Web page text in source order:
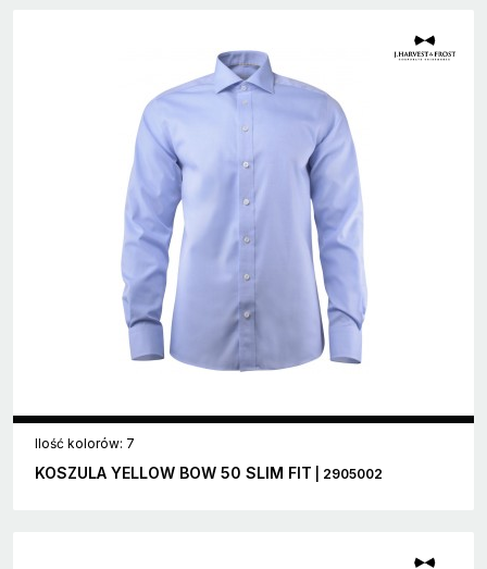
Ilość kolorów: 7
KOSZULA YELLOW BOW 50 SLIM FIT | 2905002